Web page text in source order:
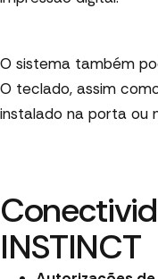
O sistema também
O teclado, assim
instalado na porta ou
INSTINCT